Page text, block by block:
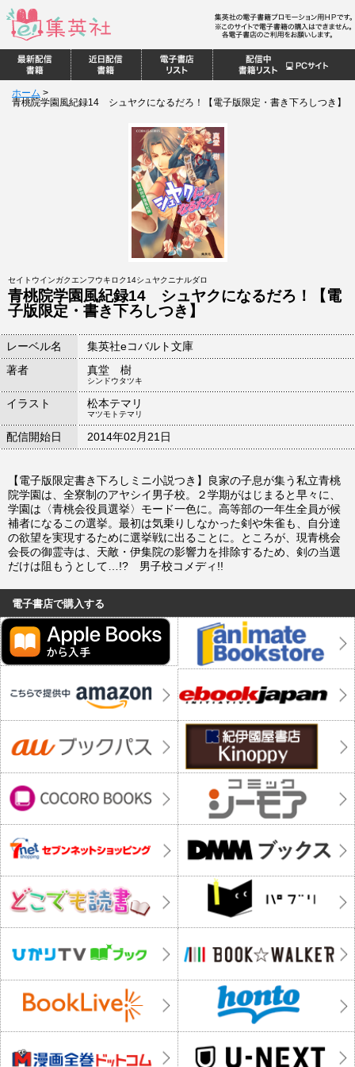
ホーム >
青桃院学園風紀録14 シュヤクになるだろ！【電子版限定・書き下ろしつき】
セイトウインガクエンフウキロク14シュヤクニナルダロ
青桃院学園風紀録14 シュヤクになるだろ！【電
子版限定・書き下ろしつき】
レーベル名
集英社eコバルト文庫
著者
真堂 樹
シンドウタツキ
イラスト 松本テマリ
マツモトテマリ
配信開始日 2014年02月21日
【電子版限定書き下ろしミニ小説つき】良家の子息が集う私立青桃
院学園は、全寮制のアヤシイ男子校。２学期がはじまると早々に、
学園は〈青桃会役員選挙〉モード一色に。高等部の一年生全員が候
補者になるこの選挙。最初は気乗りしなかった剣や朱雀も、自分達
の欲望を実現するために選挙戦に出ることに。ところが、現青桃会
会長の御霊寺は、天敵・伊集院の影響力を排除するため、剣の当選
だけは阻もうとして…!? 男子校コメディ!!
電子書店で購入する